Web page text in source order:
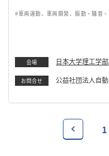
#車両運動、車両開発、振動・騒音
会場
日本大学理工学
お問合せ 公益社団法人自
1